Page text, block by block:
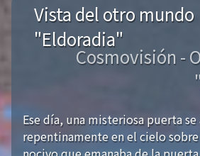
Vista del otro mundo
"Eldoradia"
Cosmovisión -
Ese día, una misteriosa puerta
repentinamente en el cielo